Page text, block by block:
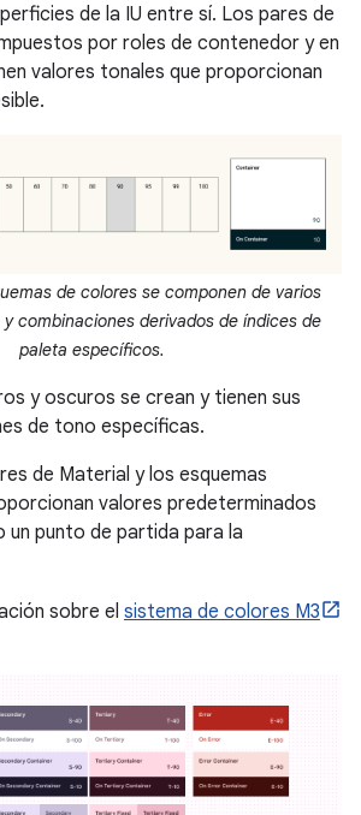
de la IU entre sí. Los pares de
por roles de contenedor y en
valores tonales que proporcionan
de colores se componen de varios
combinaciones derivados de índices de
paleta específicos.
y oscuros se crean y tienen sus
de tono específicas.
de Material y los esquemas
valores predeterminados
punto de partida para la
sobre el sistema de colores M3